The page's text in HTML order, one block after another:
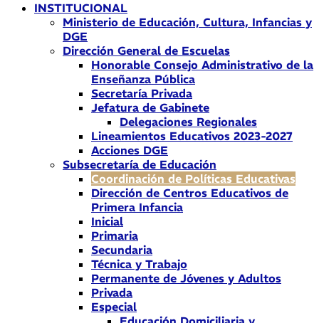
INSTITUCIONAL
Ministerio de Educación, Cultura, Infancias y
DGE
Dirección General de Escuelas
Honorable Consejo Administrativo de la
Enseñanza Pública
Secretaría Privada
Jefatura de Gabinete
Delegaciones Regionales
Lineamientos Educativos 2023-2027
Acciones DGE
Subsecretaría de Educación
Coordinación de Políticas Educativas
Dirección de Centros Educativos de
Primera Infancia
Inicial
Primaria
Secundaria
Técnica y Trabajo
Permanente de Jóvenes y Adultos
Privada
Especial